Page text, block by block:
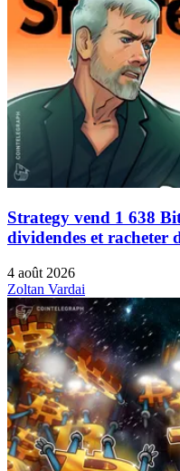
Strategy vend 1 638
dividendes et racheter
4 août 2026
Zoltan Vardai